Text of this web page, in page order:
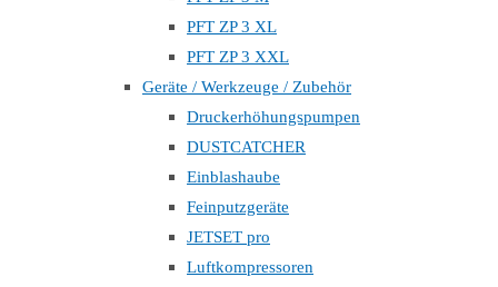
PFT ZP 3 XL
PFT ZP 3 XXL
Geräte / Werkzeuge / Zubehör
Druckerhöhungspumpen
DUSTCATCHER
Einblashaube
Feinputzgeräte
JETSET pro
Luftkompressoren